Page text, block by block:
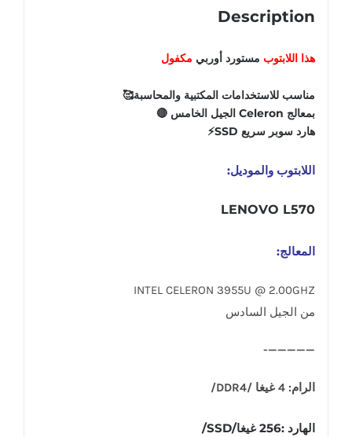
Description
هذا اللابتوب مستورد أوربي مكفول
مناسب للاستخدامات المكتبية والمحاسبة🥰
بمعالج Celeron الجيل الخامس 🔴
هارد سوبر سريع SSD⚡️
اللابتوب والموديل:
LENOVO L570
المعالج:
INTEL CELERON 3955U @ 2.00GHZ
من الجيل السادس
—————-
الرام: 4 غيغا /DDR4/
الهارد :256 غيغا/SSD/